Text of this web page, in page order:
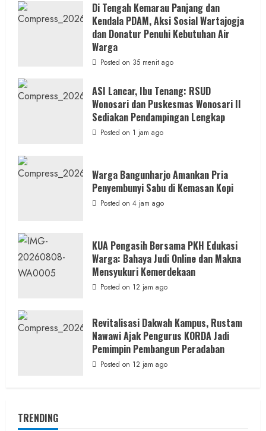
Di Tengah Kemarau Panjang dan
Kendala PDAM, Aksi Sosial Wartajogja
dan Donatur Penuhi Kebutuhan Air
Warga
Posted on 35 menit ago
ASI Lancar, Ibu Tenang: RSUD
Wonosari dan Puskesmas Wonosari II
Sediakan Pendampingan Lengkap
Posted on 1 jam ago
Warga Bangunharjo Amankan Pria
Penyembunyi Sabu di Kemasan Kopi
Posted on 4 jam ago
KUA Pengasih Bersama PKH Edukasi
Warga: Bahaya Judi Online dan Makna
Mensyukuri Kemerdekaan
Posted on 12 jam ago
Revitalisasi Dakwah Kampus, Rustam
Nawawi Ajak Pengurus KORDA Jadi
Pemimpin Pembangun Peradaban
Posted on 12 jam ago
TRENDING